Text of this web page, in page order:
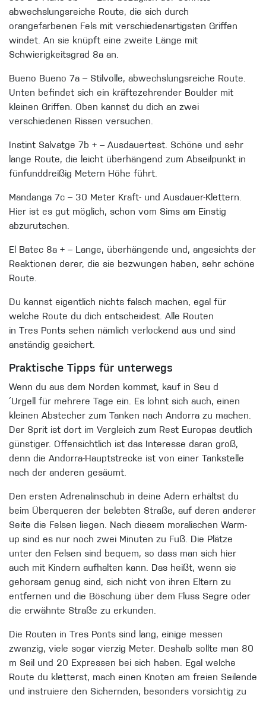
abwechslungsreiche Route, die sich durch
orangefarbenen Fels mit verschiedenartigsten Griffen
windet. An sie knüpft eine zweite Länge mit
Schwierigkeitsgrad 8a an.
Bueno Bueno 7a – Stilvolle, abwechslungsreiche Route.
Unten befindet sich ein kräftezehrender Boulder mit
kleinen Griffen. Oben kannst du dich an zwei
verschiedenen Rissen versuchen.
Instint Salvatge 7b + – Ausdauertest. Schöne und sehr
lange Route, die leicht überhängend zum Abseilpunkt in
fünfunddreißig Metern Höhe führt.
Mandanga 7c – 30 Meter Kraft- und Ausdauer-Klettern.
Hier ist es gut möglich, schon vom Sims am Einstig
abzurutschen.
El Batec 8a + – Lange, überhängende und, angesichts der
Reaktionen derer, die sie bezwungen haben, sehr schöne
Route.
Du kannst eigentlich nichts falsch machen, egal für
welche Route du dich entscheidest. Alle Routen
in Tres Ponts sehen nämlich verlockend aus und sind
anständig gesichert.
Praktische Tipps für unterwegs
Wenn du aus dem Norden kommst, kauf in Seu d
´Urgell für mehrere Tage ein. Es lohnt sich auch, einen
kleinen Abstecher zum Tanken nach Andorra zu machen.
Der Sprit ist dort im Vergleich zum Rest Europas deutlich
günstiger. Offensichtlich ist das Interesse daran groß,
denn die Andorra-Hauptstrecke ist von einer Tankstelle
nach der anderen gesäumt.
Den ersten Adrenalinschub in deine Adern erhältst du
beim Überqueren der belebten Straße, auf deren anderer
Seite die Felsen liegen. Nach diesem moralischen Warm-
up sind es nur noch zwei Minuten zu Fuß. Die Plätze
unter den Felsen sind bequem, so dass man sich hier
auch mit Kindern aufhalten kann. Das heißt, wenn sie
gehorsam genug sind, sich nicht von ihren Eltern zu
entfernen und die Böschung über dem Fluss Segre oder
die erwähnte Straße zu erkunden.
Die Routen in Tres Ponts sind lang, einige messen
zwanzig, viele sogar vierzig Meter. Deshalb sollte man 80
m Seil und 20 Expressen bei sich haben. Egal welche
Route du kletterst, mach einen Knoten am freien Seilende
und instruiere den Sichernden, besonders vorsichtig zu